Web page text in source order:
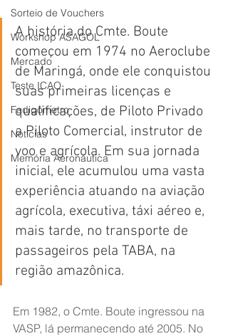
Sorteio de Vouchers
Workshop ASAGOL
Mercado
Teste ICAO
Fadigômetro
Notícias
Memória Aeronáutica
A história do Cmte. Boute
começou em 1974 no Aeroclube
de Maringá, onde ele conquistou
suas primeiras licenças e
qualificações, de Piloto Privado
a Piloto Comercial, instrutor de
voo e agrícola. Em sua jornada
inicial, ele acumulou uma vasta
experiência atuando na aviação
agrícola, executiva, táxi aéreo e,
mais tarde, no transporte de
passageiros pela TABA, na
região amazônica.
Em 1982, o Cmte. Boute ingressou na
VASP, lá permanecendo até 2005. No